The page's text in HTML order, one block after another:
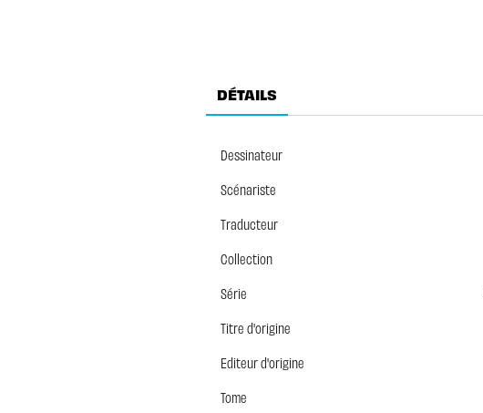
DÉTAILS
Dessinateur
Scénariste
Traducteur
Collection
Série
Titre d'origine
Editeur d'origine
Tome